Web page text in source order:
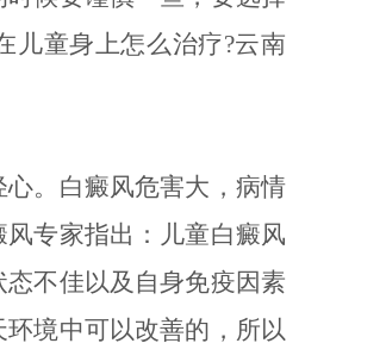
儿童身上怎么治疗?云南
。白癜风危害大，病情
专家指出：儿童白癜风
不佳以及自身免疫因素
境中可以改善的，所以